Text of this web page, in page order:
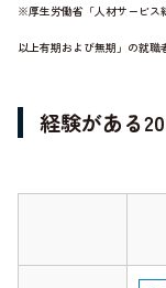
※厚生労働省「人材サービス
以上有期および無期」の就職
経験がある